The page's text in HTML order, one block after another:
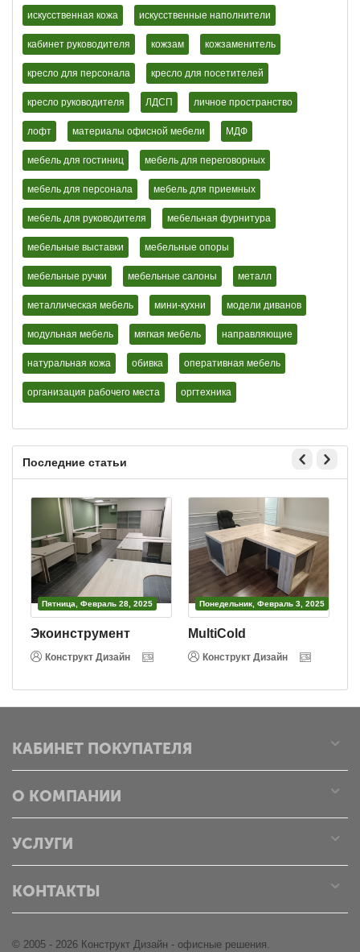
искусственная кожа искусственные наполнители
кабинет руководителя кожзам кожзаменитель
кресло для персонала кресло для посетителей
кресло руководителя ЛДСП личное пространство
лофт материалы офисной мебели МДФ
мебель для гостиниц мебель для переговорных
мебель для персонала мебель для приемных
мебель для руководителя мебельная фурнитура
мебельные выставки мебельные опоры
мебельные ручки мебельные салоны металл
металлическая мебель мини-кухни модели диванов
модульная мебель мягкая мебель направляющие
натуральная кожа обивка оперативная мебель
организация рабочего места оргтехника
Последние статьи
Пятница, Февраль 28, 2025
Экоинструмент
Конструкт Дизайн
Понедельник, Февраль 3, 2025
MultiCold
Конструкт Дизайн
КАБИНЕТ ПОКУПАТЕЛЯ
О КОМПАНИИ
УСЛУГИ
КОНТАКТЫ
© 2005 - 2026 Конструкт Дизайн - офисные решения.